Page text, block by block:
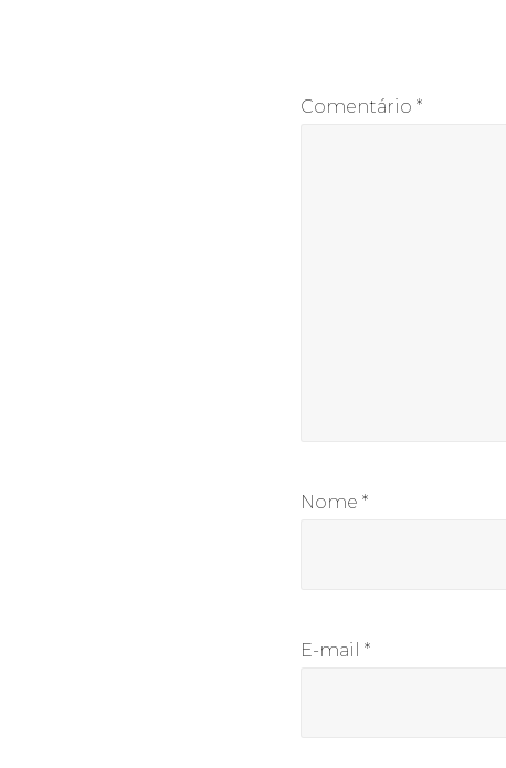
Comentário *
Nome *
E-mail *